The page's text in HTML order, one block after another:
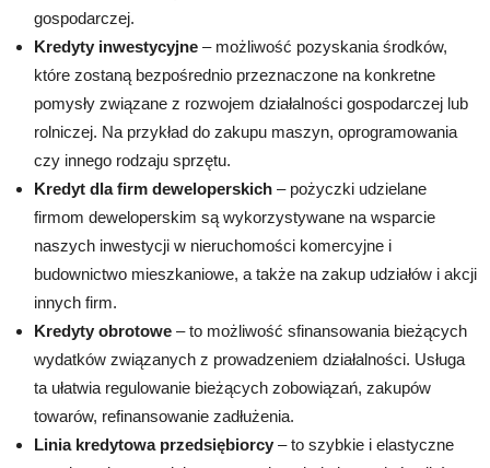
gospodarczej.
Kredyty inwestycyjne – możliwość pozyskania środków,
które zostaną bezpośrednio przeznaczone na konkretne
pomysły związane z rozwojem działalności gospodarczej lub
rolniczej. Na przykład do zakupu maszyn, oprogramowania
czy innego rodzaju sprzętu.
Kredyt dla firm deweloperskich – pożyczki udzielane
firmom deweloperskim są wykorzystywane na wsparcie
naszych inwestycji w nieruchomości komercyjne i
budownictwo mieszkaniowe, a także na zakup udziałów i akcji
innych firm.
Kredyty obrotowe – to możliwość sfinansowania bieżących
wydatków związanych z prowadzeniem działalności. Usługa
ta ułatwia regulowanie bieżących zobowiązań, zakupów
towarów, refinansowanie zadłużenia.
Linia kredytowa przedsiębiorcy – to szybkie i elastyczne